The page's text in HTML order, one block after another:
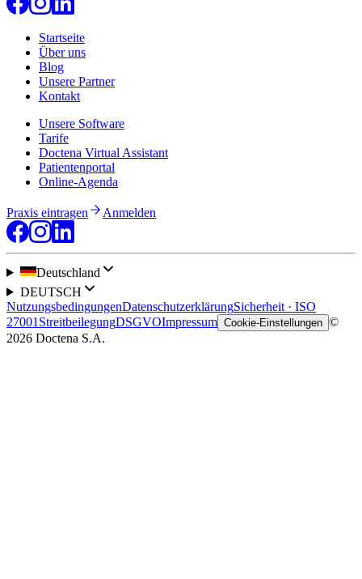
Startseite
Über uns
Blog
Unsere Partner
Kontakt
Unsere Software
Tarife
Doctena Virtual Assistant
Patientenportal
Online-Agenda
Praxis eintragen Anmelden
Deutschland
DEUTSCH
NutzungsbedingungenDatenschutzerklärungSicherheit · ISO
27001 StreitbeilegungDSGVOImpressum Cookie-Einstellungen ©
2026 Doctena S.A.